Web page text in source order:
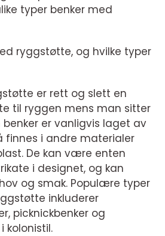
typer benker med
ryggstøtte, og hvilke typer
er rett og slett en
til ryggen mens man sitter
benker er vanligvis laget av
finnes i andre materialer
De kan være enten
i designet, og kan
og smak. Populære typer
inkluderer
picknickbenker og
kolonistil.